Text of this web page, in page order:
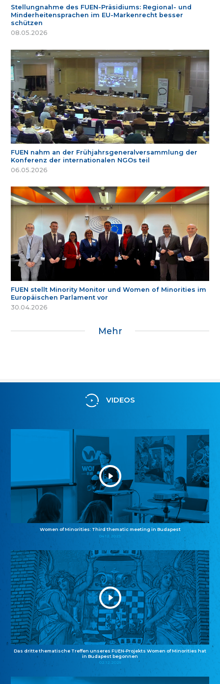
Stellungnahme des FUEN-Präsidiums: Regional- und
Minderheitensprachen im EU-Markenrecht besser
schützen
08.05.2026
FUEN nahm an der Frühjahrsgeneralversammlung der
Konferenz der internationalen NGOs teil
06.05.2026
FUEN stellt Minority Monitor und Women of Minorities im
Europäischen Parlament vor
30.04.2026
Mehr
VIDEOS
Women of Minorities: Third thematic meeting in Budapest
04.12.2025
Das dritte thematische Treffen unseres FUEN-Projekts Women of Minorities hat
in Budapest begonnen
02.12.2025